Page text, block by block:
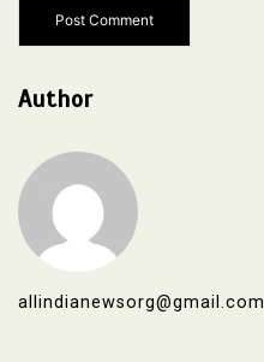
Author
allindianewsorg@gmail.com